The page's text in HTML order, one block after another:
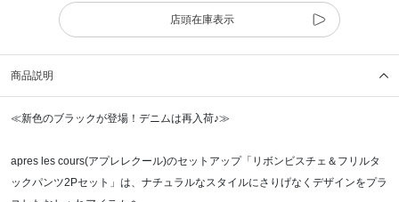
店頭在庫表示
商品説明
≪新色のブラックが登場！デニムは再入荷♪≫
apres les cours(アプレレクール)のセットアップ「リボンビスチェ＆フリルタ
ックパンツ2Pセット」は、ナチュラルなスタイルにさりげなくデザインをプラ